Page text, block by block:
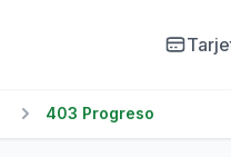
403 Progreso